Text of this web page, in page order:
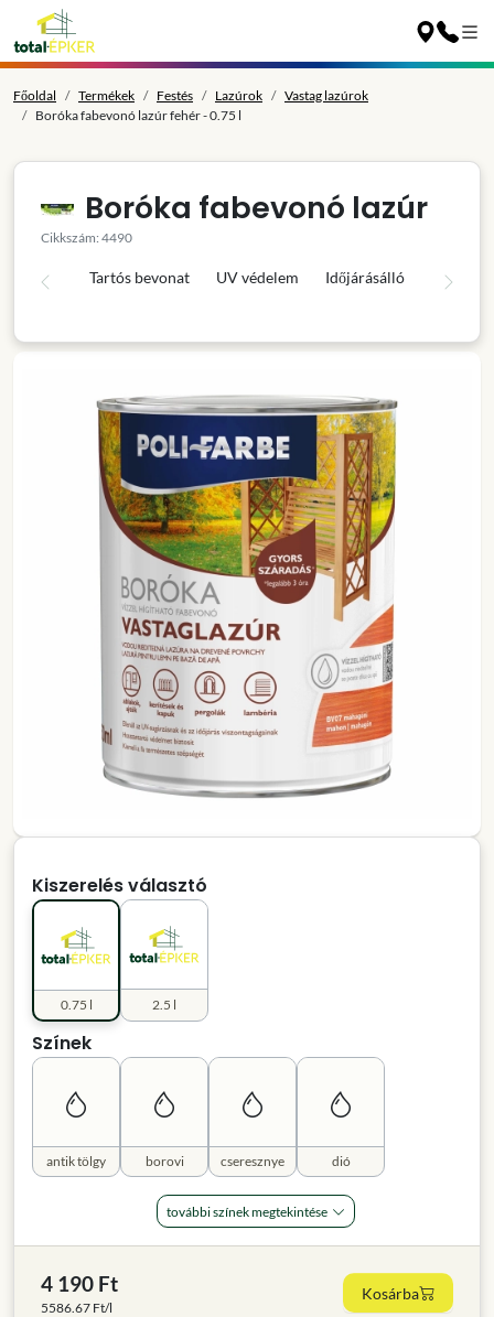
Főoldal Termékek Festés Lazúrok
Vastag lazúrok
Boróka fabevonó lazúr fehér - 0.75 l
Boróka fabevonó lazúr
Cikkszám: 4490
Tartós bevonat UV védelem Időjárásálló
Kiszerelés választó
0.75 l 2.5 l
Színek
antik tölgy borovi cseresznye dió
további színek megtekintése
4 190 Ft
5586.67 Ft/l
Kosárba